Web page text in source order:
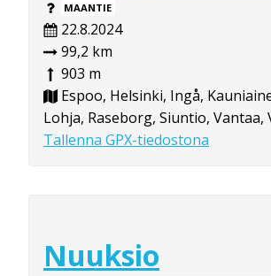
MAANTIE
22.8.2024
99,2 km
903 m
Espoo, Helsinki, Ingå,
Lohja, Raseborg, Siuntio, Vantaa,
Tallenna GPX-tiedostona
Nuuksio